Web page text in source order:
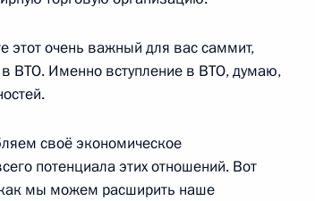
экономик
этот очень важный для вас саммит,
ВТО. Именно вступление в ВТО, думаю,
своё экономическое
потенциала этих отношений. Вот
мы можем расширить наше